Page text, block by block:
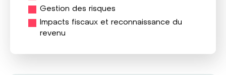
Gestion des risques
Impacts fiscaux et reconnaissance du
revenu